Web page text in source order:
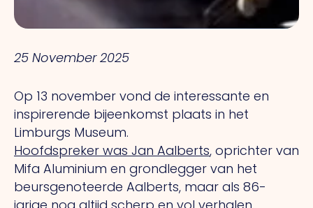
25 November 2025
Op 13 november vond de interessante en
inspirerende bijeenkomst plaats in het
Limburgs Museum.
Hoofdspreker was Jan Aalberts, oprichter van
Mifa Aluminium en grondlegger van het
beursgenoteerde Aalberts, maar als 86-